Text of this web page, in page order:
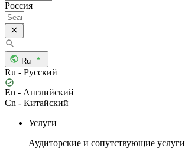
Россия
Ru
Ru - Русский
En - Английский
Cn - Китайский
Услуги
Аудиторские и сопутствующие услуги